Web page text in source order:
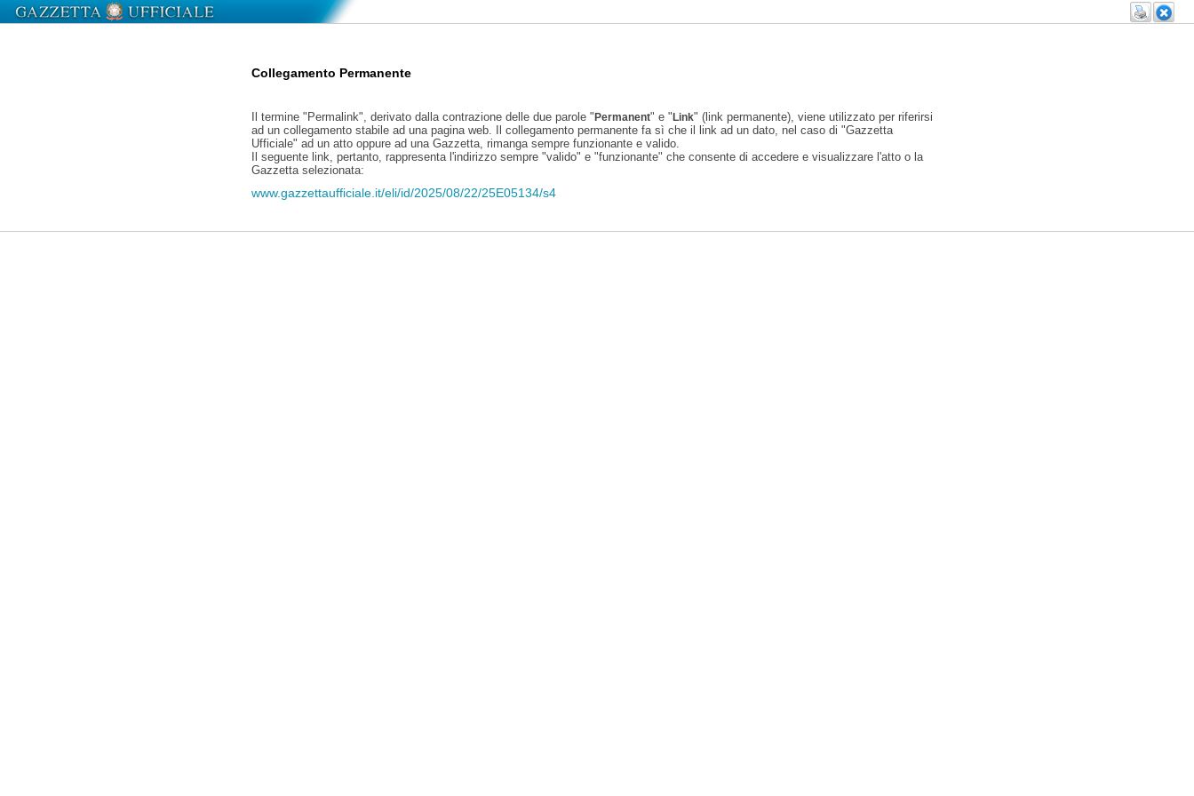
Collegamento Permanente
Il termine "Permalink", derivato dalla contrazione delle due parole "Permanent" e "Link" (link permanente), viene utilizzato per riferirsi
ad un collegamento stabile ad una pagina web. Il collegamento permanente fa sì che il link ad un dato, nel caso di "Gazzetta
Ufficiale" ad un atto oppure ad una Gazzetta, rimanga sempre funzionante e valido.
Il seguente link, pertanto, rappresenta l'indirizzo sempre "valido" e "funzionante" che consente di accedere e visualizzare l'atto o la
Gazzetta selezionata:
www.gazzettaufficiale.it/eli/id/2025/08/22/25E05134/s4